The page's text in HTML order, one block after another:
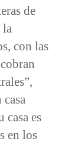
de
con las
casa es
en los